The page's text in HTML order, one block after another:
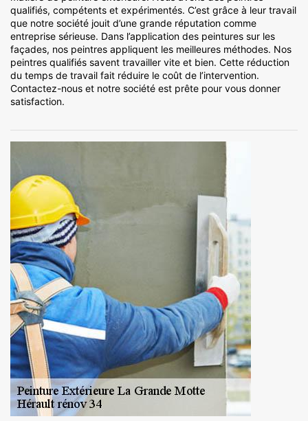
qualifiés, compétents et expérimentés. C’est grâce à leur travail
que notre société jouit d’une grande réputation comme
entreprise sérieuse. Dans l’application des peintures sur les
façades, nos peintres appliquent les meilleures méthodes. Nos
peintres qualifiés savent travailler vite et bien. Cette réduction
du temps de travail fait réduire le coût de l’intervention.
Contactez-nous et notre société est prête pour vous donner
satisfaction.